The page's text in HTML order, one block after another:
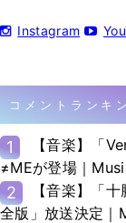
Instagram
コメントランキ
1
【音楽】「
≠MEが登場｜
2
【音楽】「
全版」放送決定｜